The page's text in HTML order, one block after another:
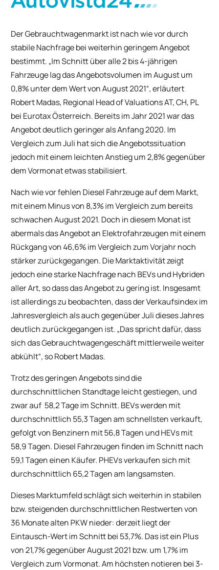
Der Gebrauchtwagenmarkt ist nach wie vor durch
stabile Nachfrage bei weiterhin geringem Angebot
bestimmt. „Im Schnitt über alle 2 bis 4-jährigen
Fahrzeuge lag das Angebotsvolumen im August um
0,8% unter dem Wert von August 2021“, erläutert
Robert Madas, Regional Head of Valuations AT, CH, PL
bei Eurotax Österreich. Bereits im Jahr 2021 war das
Angebot deutlich geringer als Anfang 2020. Im
Vergleich zum Juli hat sich die Angebotssituation
jedoch mit einem leichten Anstieg um 2,8% gegenüber
dem Vormonat etwas stabilisiert.
Nach wie vor fehlen Diesel Fahrzeuge auf dem Markt,
mit einem Minus von 8,3% im Vergleich zum bereits
schwachen August 2021. Doch in diesem Monat ist
abermals das Angebot an Elektrofahrzeugen mit einem
Rückgang von 46,6% im Vergleich zum Vorjahr noch
stärker zurückgegangen. Die Marktaktivität zeigt
jedoch eine starke Nachfrage nach BEVs und Hybriden
aller Art, so dass das Angebot zu gering ist. Insgesamt
ist allerdings zu beobachten, dass der Verkaufsindex im
Jahresvergleich als auch gegenüber Juli dieses Jahres
deutlich zurückgegangen ist. „Das spricht dafür, dass
sich das Gebrauchtwagengeschäft mittlerweile weiter
abkühlt“, so Robert Madas.
Trotz des geringen Angebots sind die
durchschnittlichen Standtage leicht gestiegen, und
zwar auf 58,2 Tage im Schnitt. BEVs werden mit
durchschnittlich 55,3 Tagen am schnellsten verkauft,
gefolgt von Benzinern mit 56,8 Tagen und HEVs mit
58,9 Tagen. Diesel Fahrzeugen finden im Schnitt nach
59,1 Tagen einen Käufer. PHEVs verkaufen sich mit
durchschnittlich 65,2 Tagen am langsamsten.
Dieses Marktumfeld schlägt sich weiterhin in stabilen
bzw. steigenden durchschnittlichen Restwerten von
36 Monate alten PKW nieder: derzeit liegt der
Eintausch-Wert im Schnitt bei 53,7%. Das ist ein Plus
von 21,7% gegenüber August 2021 bzw. um 1,7% im
Vergleich zum Vormonat. Am höchsten notieren bei 3-